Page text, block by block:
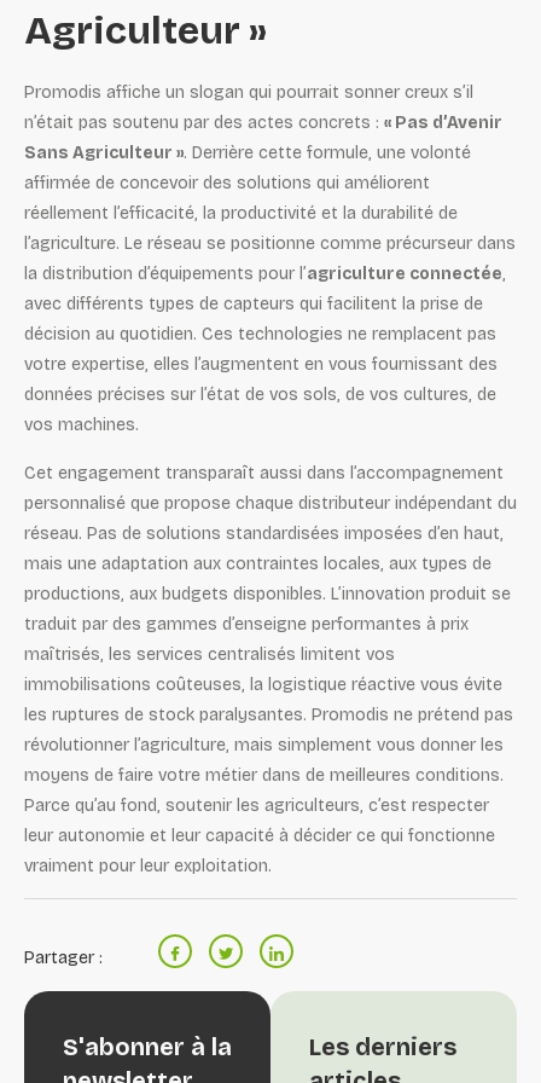
Agriculteur »
Promodis affiche un slogan qui pourrait sonner creux s’il
n’était pas soutenu par des actes concrets : « Pas d’Avenir
Sans Agriculteur ». Derrière cette formule, une volonté
affirmée de concevoir des solutions qui améliorent
réellement l’efficacité, la productivité et la durabilité de
l’agriculture. Le réseau se positionne comme précurseur dans
la distribution d’équipements pour l’agriculture connectée,
avec différents types de capteurs qui facilitent la prise de
décision au quotidien. Ces technologies ne remplacent pas
votre expertise, elles l’augmentent en vous fournissant des
données précises sur l’état de vos sols, de vos cultures, de
vos machines.
Cet engagement transparaît aussi dans l’accompagnement
personnalisé que propose chaque distributeur indépendant du
réseau. Pas de solutions standardisées imposées d’en haut,
mais une adaptation aux contraintes locales, aux types de
productions, aux budgets disponibles. L’innovation produit se
traduit par des gammes d’enseigne performantes à prix
maîtrisés, les services centralisés limitent vos
immobilisations coûteuses, la logistique réactive vous évite
les ruptures de stock paralysantes. Promodis ne prétend pas
révolutionner l’agriculture, mais simplement vous donner les
moyens de faire votre métier dans de meilleures conditions.
Parce qu’au fond, soutenir les agriculteurs, c’est respecter
leur autonomie et leur capacité à décider ce qui fonctionne
vraiment pour leur exploitation.
Partager :
Les derniers
S'abonner à la